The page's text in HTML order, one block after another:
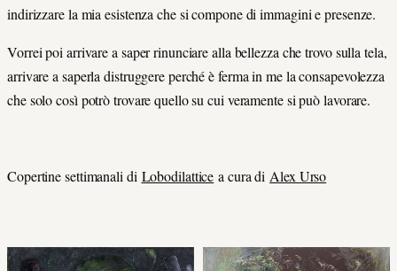
indirizzare la mia esistenza che si compone di immagini e presenze.
Vorrei poi arrivare a saper rinunciare alla bellezza che trovo sulla tela,
arrivare a saperla distruggere perché è ferma in me la consapevolezza
che solo così potrò trovare quello su cui veramente si può lavorare.
Copertine settimanali di Lobodilattice a cura di Alex Urso